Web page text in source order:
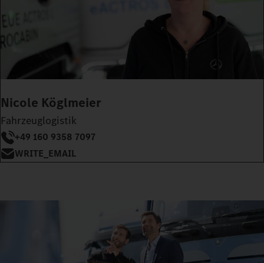
Nicole Köglmeier
Fahrzeuglogistik
+49 160 9358 7097
WRITE_EMAIL